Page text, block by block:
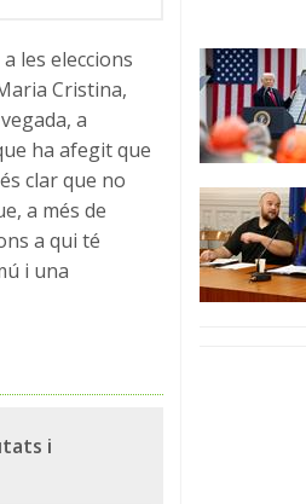
les eleccions
Cristina,
a
ha afegit que
clar que no
a més de
a qui té
i una
i